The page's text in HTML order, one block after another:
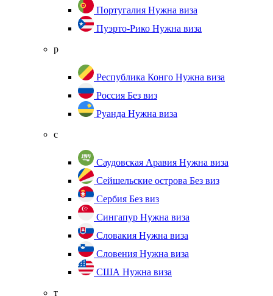
Португалия Нужна виза
Пуэрто-Рико Нужна виза
р
Республика Конго Нужна виза
Россия Без виз
Руанда Нужна виза
с
Саудовская Аравия Нужна виза
Сейшельские острова Без виз
Сербия Без виз
Сингапур Нужна виза
Словакия Нужна виза
Словения Нужна виза
США Нужна виза
т